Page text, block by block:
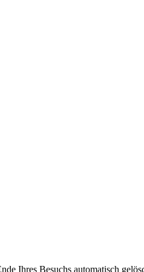
Ihres Besuchs automatisch